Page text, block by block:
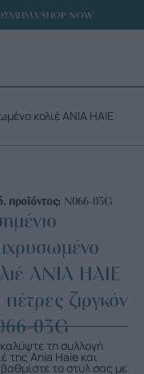
SHOP NOW
κολιέ ANIA HAIE
προϊόντος: N066-03G
ANIA HAIE
πέτρες ζιργκόν
03G
τη συλλογή
της Ania Haie και
το στυλ σας με